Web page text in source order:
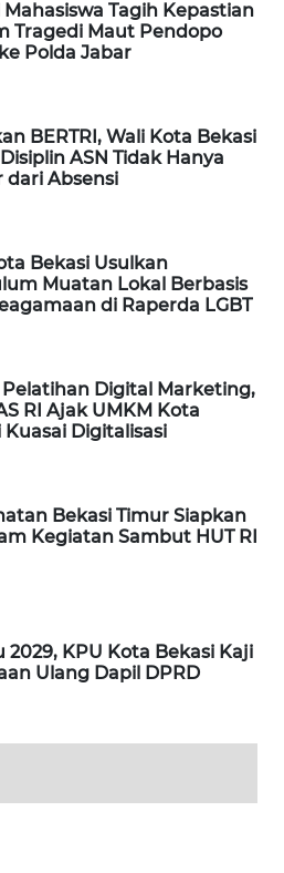
Mahasiswa Tagih Kepastian
Tragedi Maut Pendopo
Polda Jabar
BERTRI, Wali Kota Bekasi
ASN Tidak Hanya
dari Absensi
Bekasi Usulkan
Muatan Lokal Berbasis
di Raperda LGBT
Digital Marketing,
RI Ajak UMKM Kota
Kuasai Digitalisasi
Bekasi Timur Siapkan
Kegiatan Sambut HUT RI
2029, KPU Kota Bekasi Kaji
Ulang Dapil DPRD